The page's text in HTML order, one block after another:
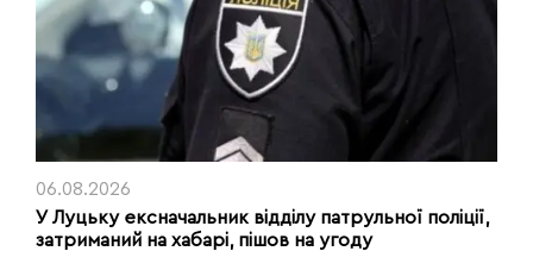
06.08.2026
У Луцьку ексначальник відділу патрульної поліції,
затриманий на хабарі, пішов на угоду